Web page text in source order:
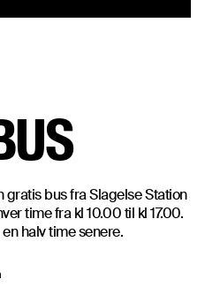
bus fra Slagelse Station
time fra kl 10.00 til kl 17.00.
halv time senere.